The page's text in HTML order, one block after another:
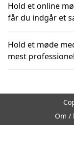
Hold et online
får du indgår et
Hold et møde
mest
Om /